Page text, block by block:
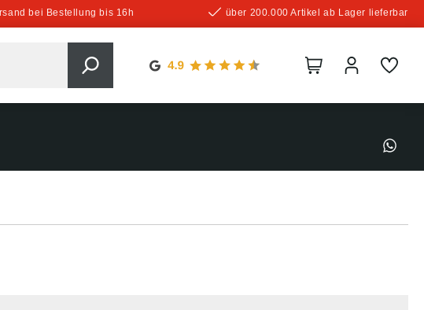
bei Bestellung bis 16h über 200.000 Artikel ab Lager lieferbar